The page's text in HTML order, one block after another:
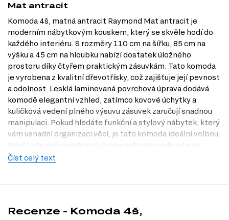
Mat antracit
Komoda 4š, matná antracit Raymond Mat antracit je
moderním nábytkovým kouskem, který se skvěle hodí do
každého interiéru. S rozměry 110 cm na šířku, 85 cm na
výšku a 45 cm na hloubku nabízí dostatek úložného
prostoru díky čtyřem praktickým zásuvkám. Tato komoda
je vyrobena z kvalitní dřevotřísky, což zajišťuje její pevnost
a odolnost. Lesklá laminovaná povrchová úprava dodává
komodě elegantní vzhled, zatímco kovové úchytky a
kuličková vedení plného výsuvu zásuvek zaručují snadnou
manipulaci. Pokud hledáte funkční a stylový nábytek, který
vám usnadní organizaci věcí, je tato komoda ideální volbou.
Navštivte naši prodejnu v Praze nebo se podívejte na
nabídku na Dubok.cz, kde najdete další skvělé kousky do
Číst celý text
Recenze - Komoda 4š,